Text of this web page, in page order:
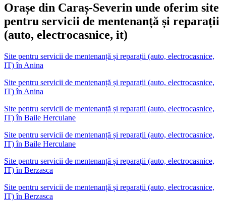
Orașe din Caraș-Severin unde oferim site
pentru servicii de mentenanță și reparații
(auto, electrocasnice, it)
Site pentru servicii de mentenanță și reparații (auto, electrocasnice,
IT)în Anina
Site pentru servicii de mentenanță și reparații (auto, electrocasnice,
IT) în Anina
Site pentru servicii de mentenanță și reparații (auto, electrocasnice,
IT)în Baile Herculane
Site pentru servicii de mentenanță și reparații (auto, electrocasnice,
IT) în Baile Herculane
Site pentru servicii de mentenanță și reparații (auto, electrocasnice,
IT)în Berzasca
Site pentru servicii de mentenanță și reparații (auto, electrocasnice,
IT) în Berzasca